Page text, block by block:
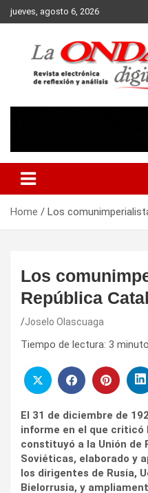
Skip
to
jueves, agosto 6, 2026
Home Los
Los
República
Joselo Olascuaga
Tiempo de lectura: 3
El 31 de diciembre de
informe en el que criticó
constituyó a la Unión de
Soviéticas, elaborado y
los dirigentes de Rusia,
Bielorrusia, y